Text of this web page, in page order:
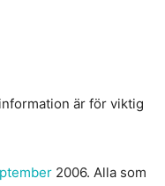
är för viktig
2006. Alla som